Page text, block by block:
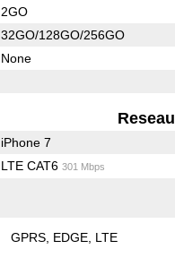
2GO
32GO/128GO/256GO
None
Reseau
iPhone 7
LTE CAT6 301 Mbps
GPRS EDGE LTE